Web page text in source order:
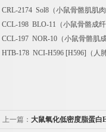
CRL-2174 Sol8（小鼠骨骼肌肌
CCL-198 BLO-11（小鼠骨骼成
CCL-197 NOR-10（小鼠骨骼肌
HTB-178 NCI-H596 [H596]（人
上一篇： 大鼠氧化低密度脂蛋白